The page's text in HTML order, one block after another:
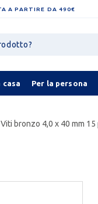
A PARTIRE DA 490€
casa Per la persona
Viti bronzo 4,0 x 40 mm 15